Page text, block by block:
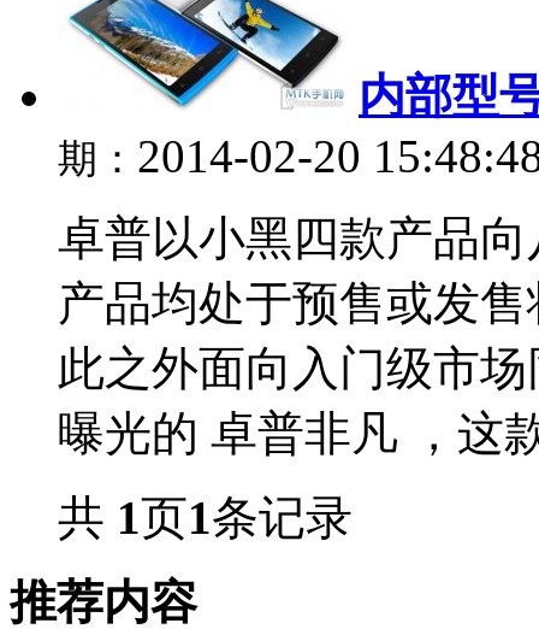
内部型
期： 2014-02-20
卓普以小黑四款产品
产品均处于预售或发
此之外面向入门级市
曝光的 卓普非凡 ，这
共 1页1条记录
推荐内容